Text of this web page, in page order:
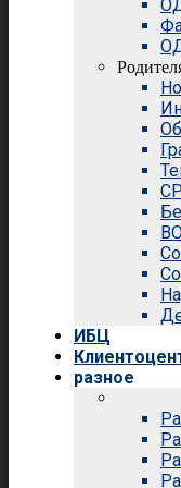
ИБЦ
разное